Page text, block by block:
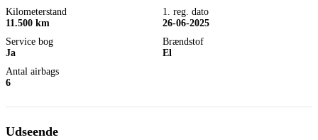
Kilometerstand
11.500 km
1. reg. dato
26-06-2025
Service bog
Ja
Brændstof
El
Antal airbags
6
Udseende